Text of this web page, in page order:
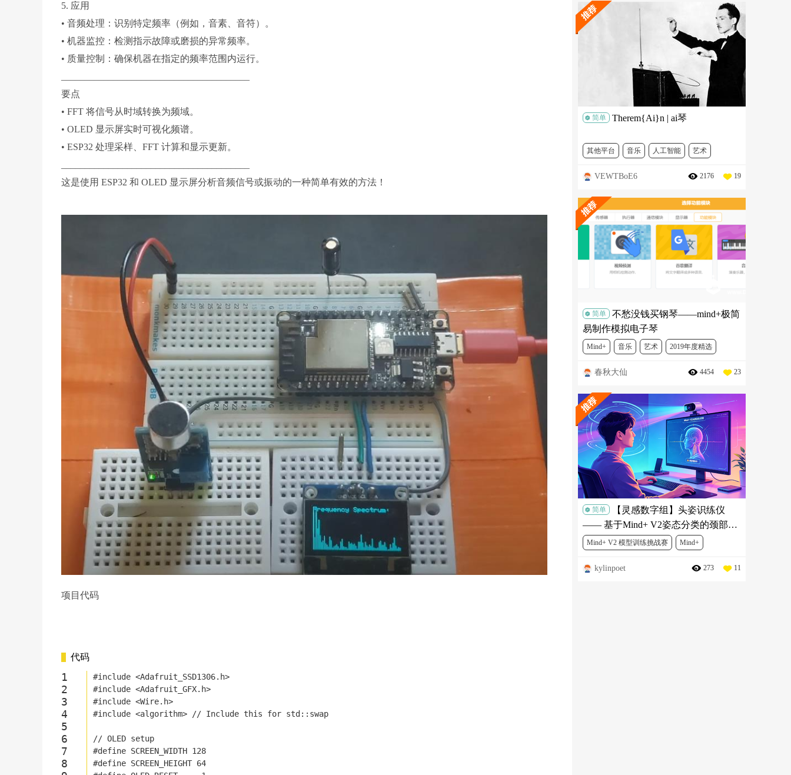
5. 应用
• 音频处理：识别特定频率（例如，音素、音符）。
• 机器监控：检测指示故障或磨损的异常频率。
• 质量控制：确保机器在指定的频率范围内运行。
要点
• FFT 将信号从时域转换为频域。
• OLED 显示屏实时可视化频谱。
• ESP32 处理采样、FFT 计算和显示更新。
这是使用 ESP32 和 OLED 显示屏分析音频信号或振动的一种简单有效的方法！
项目代码
代码
#include <Adafruit_SSD1306.h>
#include <Adafruit_GFX.h>
#include <Wire.h>
#include <algorithm> // Include this for std::swap
// OLED setup
#define SCREEN_WIDTH 128
#define SCREEN_HEIGHT 64
简单 Therem{Ai}n | ai琴
其他平台 音乐 人工智能 艺术
谷歌开发社社区 黑客马拉松
VEWTBoE6 2176 19
简单
不愁没钱买钢琴——mind+极简
易制作模拟电子琴
Mind+ 音乐 艺术 2019年度精选
春秋大仙 4454 23
简单
【灵感数字组】头姿识练仪
—— 基于Mind+ V2姿态分类的颈部舒
缓锻炼项目
Mind+ V2 模型训练挑战赛 Mind+
人工智能
kylinpoet 273 11